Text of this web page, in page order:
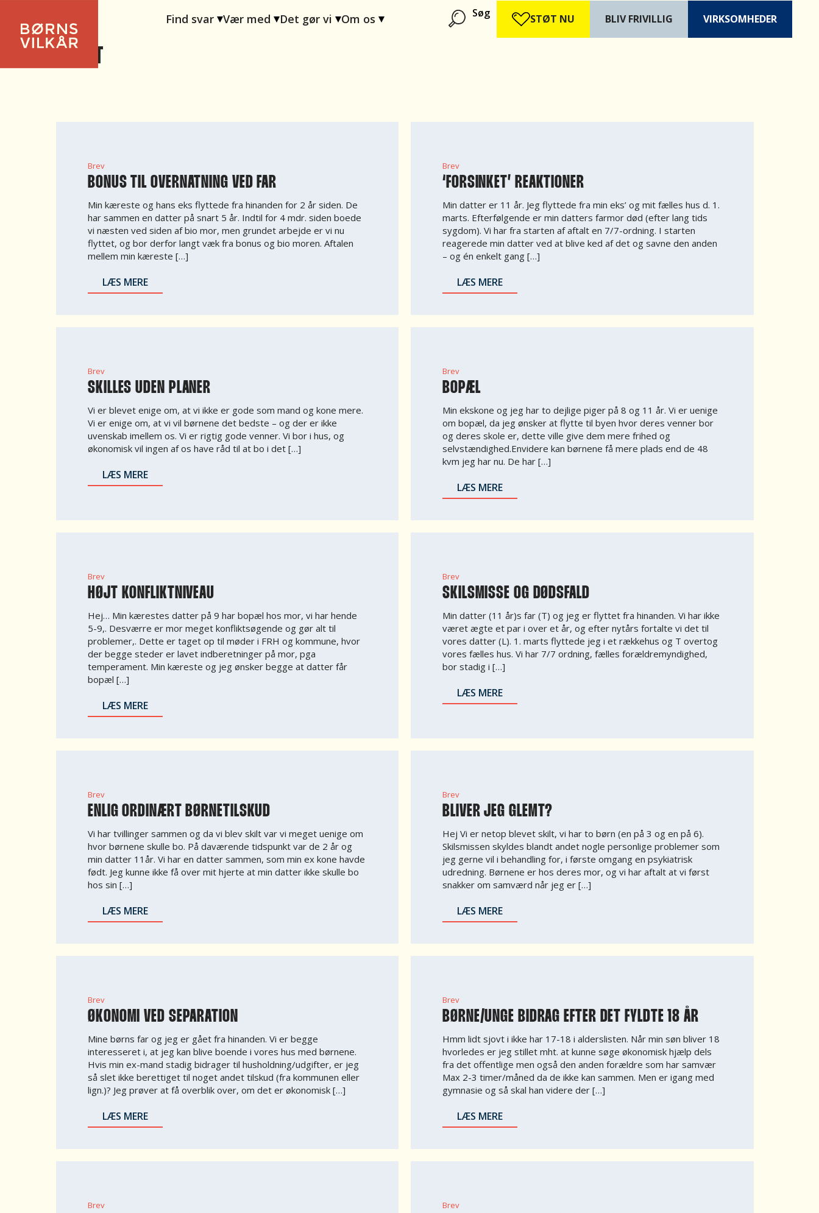
Find svar Vær med Det gør vi Om os Søg STØT NU BLIV FRIVILLIG VIRKSOMHEDER
ANDET
Brev
BONUS TIL OVERNATNING VED FAR
Min kæreste og hans eks flyttede fra hinanden for 2 år siden. De
har sammen en datter på snart 5 år. Indtil for 4 mdr. siden boede
vi næsten ved siden af bio mor, men grundet arbejde er vi nu
flyttet, og bor derfor langt væk fra bonus og bio moren. Aftalen
mellem min kæreste […]
LÆS MERE
Brev
‘FORSINKET’ REAKTIONER
Min datter er 11 år. Jeg flyttede fra min eks’ og mit fælles hus d. 1.
marts. Efterfølgende er min datters farmor død (efter lang tids
sygdom). Vi har fra starten af aftalt en 7/7-ordning. I starten
reagerede min datter ved at blive ked af det og savne den anden
– og én enkelt gang […]
LÆS MERE
Brev
SKILLES UDEN PLANER
Vi er blevet enige om, at vi ikke er gode som mand og kone mere.
Vi er enige om, at vi vil børnene det bedste – og der er ikke
uvenskab imellem os. Vi er rigtig gode venner. Vi bor i hus, og
økonomisk vil ingen af os have råd til at bo i det […]
LÆS MERE
Brev
BOPÆL
Min ekskone og jeg har to dejlige piger på 8 og 11 år. Vi er uenige
om bopæl, da jeg ønsker at flytte til byen hvor deres venner bor
og deres skole er, dette ville give dem mere frihed og
selvstændighed.Envidere kan børnene få mere plads end de 48
kvm jeg har nu. De har […]
LÆS MERE
Brev
HØJT KONFLIKTNIVEAU
Hej… Min kærestes datter på 9 har bopæl hos mor, vi har hende
5-9,. Desværre er mor meget konfliktsøgende og gør alt til
problemer,. Dette er taget op til møder i FRH og kommune, hvor
der begge steder er lavet indberetninger på mor, pga
temperament. Min kæreste og jeg ønsker begge at datter får
bopæl […]
LÆS MERE
Brev
SKILSMISSE OG DØDSFALD
Min datter (11 år)s far (T) og jeg er flyttet fra hinanden. Vi har ikke
været ægte et par i over et år, og efter nytårs fortalte vi det til
vores datter (L). 1. marts flyttede jeg i et rækkehus og T overtog
vores fælles hus. Vi har 7/7 ordning, fælles forældremyndighed,
bor stadig i […]
LÆS MERE
Brev
ENLIG ORDINÆRT BØRNETILSKUD
Vi har tvillinger sammen og da vi blev skilt var vi meget uenige om
hvor børnene skulle bo. På daværende tidspunkt var de 2 år og
min datter 11år. Vi har en datter sammen, som min ex kone havde
født. Jeg kunne ikke få over mit hjerte at min datter ikke skulle bo
hos sin […]
LÆS MERE
Brev
BLIVER JEG GLEMT?
Hej Vi er netop blevet skilt, vi har to børn (en på 3 og en på 6).
Skilsmissen skyldes blandt andet nogle personlige problemer som
jeg gerne vil i behandling for, i første omgang en psykiatrisk
udredning. Børnene er hos deres mor, og vi har aftalt at vi først
snakker om samværd når jeg er […]
LÆS MERE
Brev
ØKONOMI VED SEPARATION
Mine børns far og jeg er gået fra hinanden. Vi er begge
interesseret i, at jeg kan blive boende i vores hus med børnene.
Hvis min ex-mand stadig bidrager til husholdning/udgifter, er jeg
så slet ikke berettiget til noget andet tilskud (fra kommunen eller
lign.)? Jeg prøver at få overblik over, om det er økonomisk […]
LÆS MERE
Brev
BØRNE/UNGE BIDRAG EFTER DET FYLDTE 18 ÅR
Hmm lidt sjovt i ikke har 17-18 i alderslisten. Når min søn bliver 18
hvorledes er jeg stillet mht. at kunne søge økonomisk hjælp dels
fra det offentlige men også den anden forældre som har samvær
Max 2-3 timer/måned da de ikke kan sammen. Men er igang med
gymnasie og så skal han videre der […]
LÆS MERE
Brev Brev